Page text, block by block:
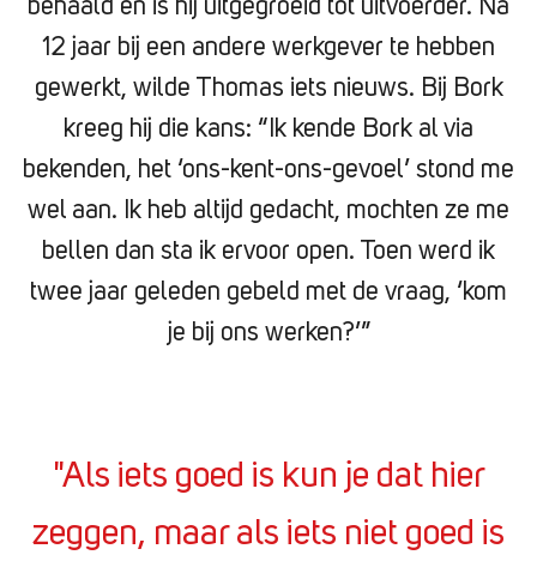
behaald en is hij uitgegroeid tot uitvoerder. Na
12 jaar bij een andere werkgever te hebben
gewerkt, wilde Thomas iets nieuws. Bij Bork
kreeg hij die kans: “Ik kende Bork al via
bekenden, het ‘ons-kent-ons-gevoel’ stond me
wel aan. Ik heb altijd gedacht, mochten ze me
bellen dan sta ik ervoor open. Toen werd ik
twee jaar geleden gebeld met de vraag, ‘kom
je bij ons werken?’”
"Als iets goed is kun je dat hier
zeggen, maar als iets niet goed is